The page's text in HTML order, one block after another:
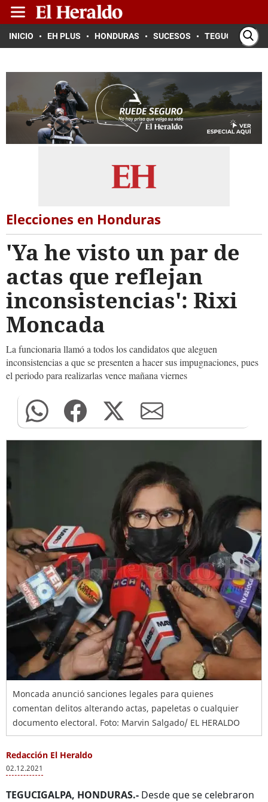
INICIO EH PLUS HONDURAS SUCESOS TEGUCIGALPA
Elecciones en Honduras
'Ya he visto un par de
actas que reflejan
inconsistencias': Rixi
Moncada
La funcionaria llamó a todos los candidatos que aleguen
inconsistencias a que se presenten a hacer sus impugnaciones, pues
el periodo para realizarlas vence mañana viernes
Moncada anunció sanciones legales para quienes
comentan delitos alterando actas, papeletas o cualquier
documento electoral. Foto: Marvin Salgado/ EL HERALDO
Redacción El Heraldo
02.12.2021
TEGUCIGALPA, HONDURAS.- Desde que se celebraron